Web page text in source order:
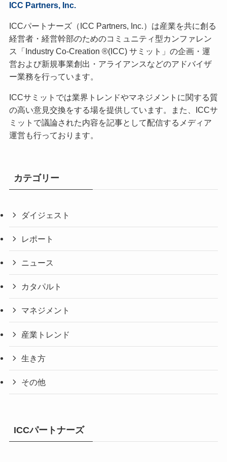
ICC Partners, Inc.
ICCパートナーズ（ICC Partners, Inc.）は産業を共に創る
経営者・経営幹部のためのコミュニティ型カンファレン
ス「Industry Co-Creation ®(ICC) サミット」の企画・運
営および新規事業創出・アライアンスなどのアドバイザ
ー業務を行っています。
ICCサミットでは業界トレンドやマネジメントに関する質
の高い意見交換をする場を提供しています。また、ICCサ
ミットで議論された内容を記事として配信するメディア
運営も行っております。
カテゴリー
ダイジェスト
レポート
ニュース
カタパルト
マネジメント
産業トレンド
生き方
その他
ICCパートナーズ